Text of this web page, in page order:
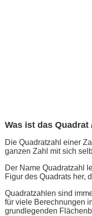
Was ist das
Die Quadratzahl einer
ganzen Zahl mit sich
Der Name Quadratzahl
Figur des Quadrats her,
Quadratzahlen sind
für viele Berechnungen
grundlegenden